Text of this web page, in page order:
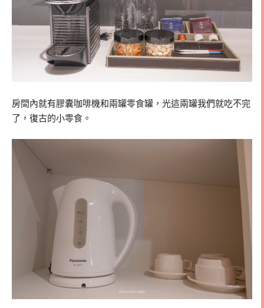
房間內就有膠囊咖啡機和兩罐零食罐，光這兩罐我們就吃不完
了，復古的小零食。